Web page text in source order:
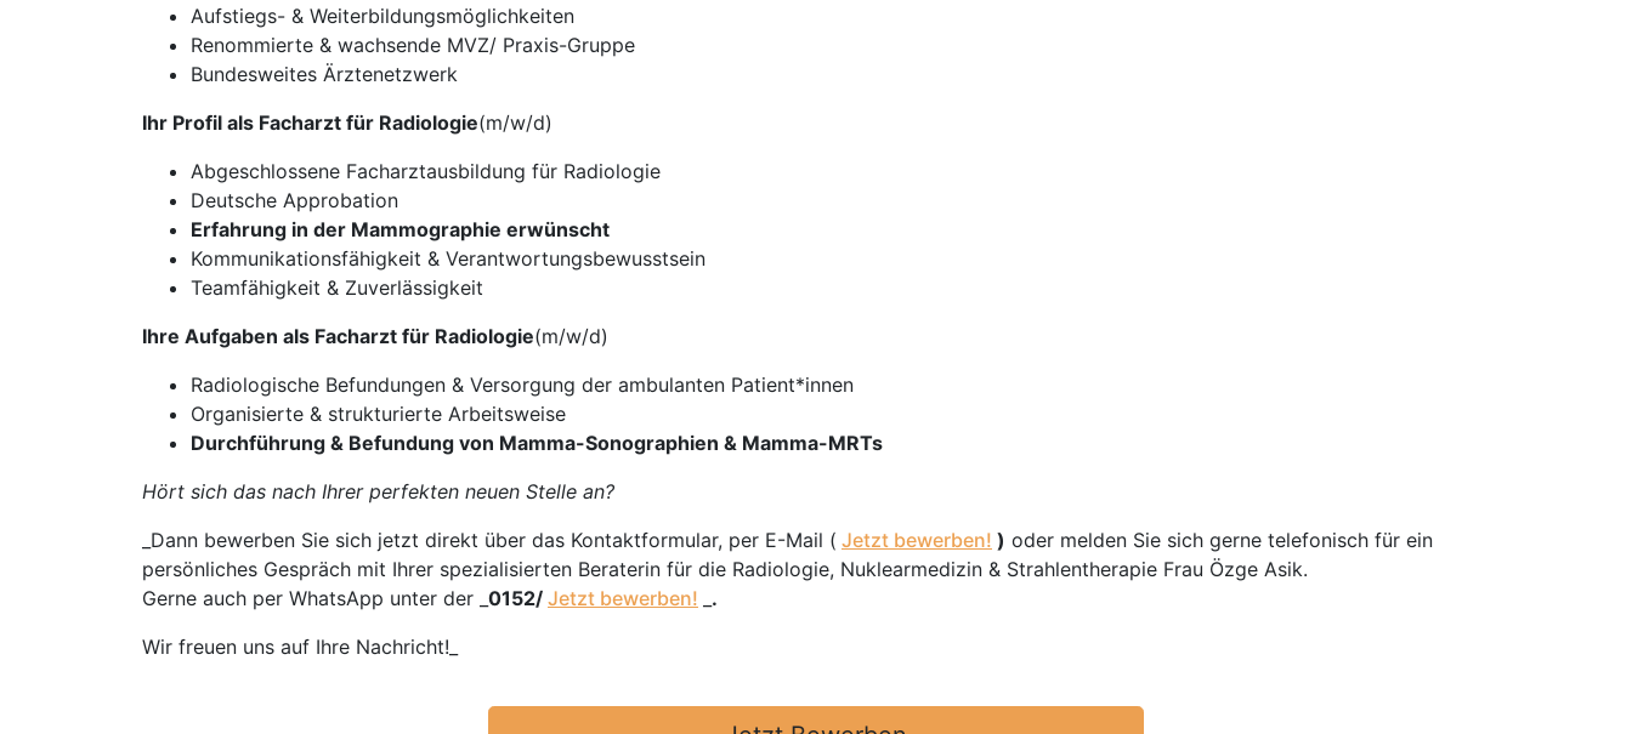
Aufstiegs- & Weiterbildungsmöglichkeiten
Renommierte & wachsende MVZ/ Praxis-Gruppe
Bundesweites Ärztenetzwerk
Ihr Profil als Facharzt für Radiologie(m/w/d)
Abgeschlossene Facharztausbildung für Radiologie
Deutsche Approbation
Erfahrung in der Mammographie erwünscht
Kommunikationsfähigkeit & Verantwortungsbewusstsein
Teamfähigkeit & Zuverlässigkeit
Ihre Aufgaben als Facharzt für Radiologie(m/w/d)
Radiologische Befundungen & Versorgung der ambulanten Patient*innen
Organisierte & strukturierte Arbeitsweise
Durchführung & Befundung von Mamma-Sonographien & Mamma-MRTs
Hört sich das nach Ihrer perfekten neuen Stelle an?
_Dann bewerben Sie sich jetzt direkt über das Kontaktformular, per E-Mail ( Jetzt bewerben! ) oder melden Sie sich gerne telefonisch für ein
persönliches Gespräch mit Ihrer spezialisierten Beraterin für die Radiologie, Nuklearmedizin & Strahlentherapie Frau Özge Asik.
Gerne auch per WhatsApp unter der _ 0152/ Jetzt bewerben!
.
Wir freuen uns auf Ihre Nachricht!_